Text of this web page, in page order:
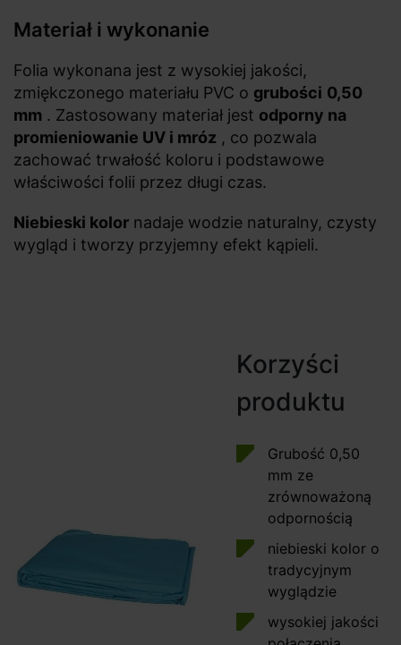
Materiał i wykonanie
Folia wykonana jest z wysokiej jakości,
zmiękczonego materiału PVC o grubości 0,50
mm . Zastosowany materiał jest odporny na
promieniowanie UV i mróz , co pozwala
zachować trwałość koloru i podstawowe
właściwości folii przez długi czas.
Niebieski kolor nadaje wodzie naturalny, czysty
wygląd i tworzy przyjemny efekt kąpieli.
Korzyści
produktu
Grubość 0,50
mm ze
zrównoważoną
odpornością
niebieski kolor o
tradycyjnym
wyglądzie
wysokiej jakości